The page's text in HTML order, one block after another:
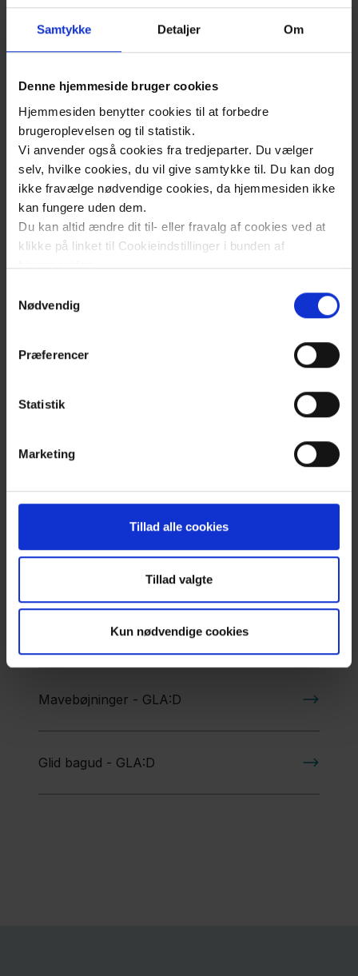
Samtykke Detaljer Om
Denne hjemmeside bruger cookies
Hjemmesiden benytter cookies til at forbedre
brugeroplevelsen og til statistik.
Vi anvender også cookies fra tredjeparter. Du vælger
selv, hvilke cookies, du vil give samtykke til. Du kan dog
ikke fravælge nødvendige cookies, da hjemmesiden ikke
kan fungere uden dem.
Du kan altid ændre dit til- eller fravalg af cookies ved at
klikke på linket til Cookieindstillinger i bunden af
hjemmesiden.
Læs mere om brugen af cookies på vores hjemmeside
Læs mere om vores behandling af personoplysninger
her.
Nødvendig
Præferencer
Statistik
Marketing
Tillad alle cookies
Tillad valgte
Kun nødvendige cookies
Film i denne
kategori
Introtekst til træning mod slidgigt
Knæstræk - GLA:D
Knæbøjning - GLA:D
Træn indersiden af hoften - GLA:D
Bækkenløft - GLA:D
Glid til siden - GLA:D
Mavebøjninger - GLA:D
Glid bagud - GLA:D